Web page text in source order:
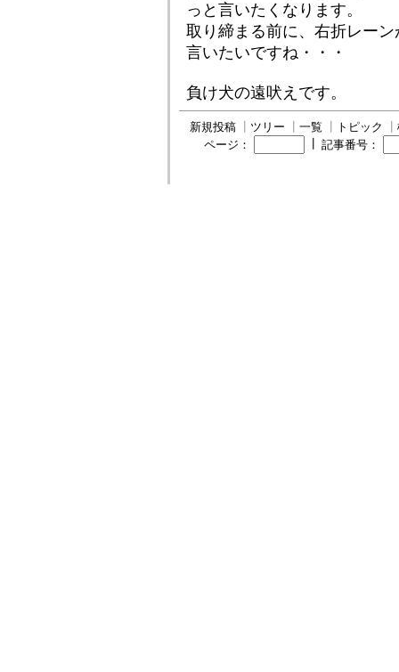
っと言いたくなります。
取り締まる前に、右折レー
言いたいですね・・・
負け犬の遠吠えです。
新規投稿 ツリー 一覧 トピック
ページ：
記事番号：